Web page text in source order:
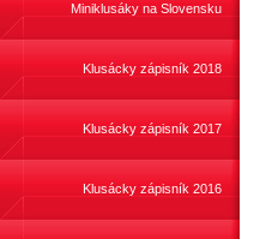
Miniklusáky na Slovensku
Klusácky zápisník 2018
Klusácky zápisník 2017
Klusácky zápisník 2016